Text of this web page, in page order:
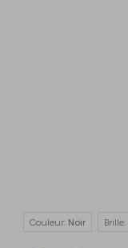
Couleur: Noir Brille: